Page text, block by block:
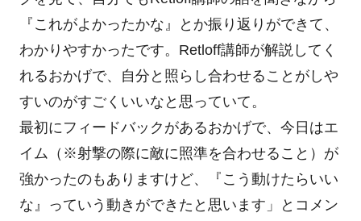
『これがよかったかな』とか振り返りができて、
わかりやすかったです。Retloff講師が解説してく
れるおかげで、自分と照らし合わせることがしや
すいのがすごくいいなと思っていて。
最初にフィードバックがあるおかげで、今日はエ
イム（※射撃の際に敵に照準を合わせること）が
強かったのもありますけど、『こう動けたらいい
な』っていう動きができたと思います」とコメン